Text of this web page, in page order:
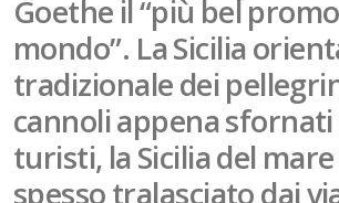
Goethe il “più bel
mondo”. La Sicilia
tradizionale dei
cannoli appena
turisti, la Sicilia del
spesso tralasciato dai